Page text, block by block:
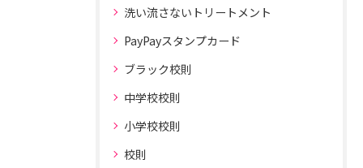
洗い流さないトリートメント
PayPayスタンプカード
ブラック校則
中学校校則
小学校校則
校則